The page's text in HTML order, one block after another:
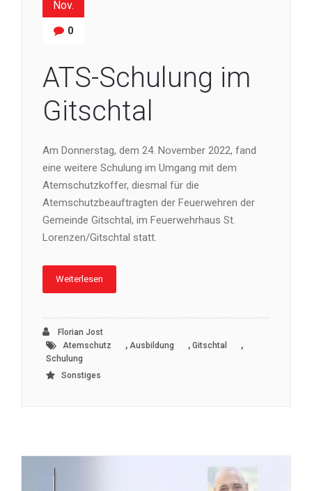
Nov.
0
ATS-Schulung im
Gitschtal
Am Donnerstag, dem 24. November 2022, fand
eine weitere Schulung im Umgang mit dem
Atemschutzkoffer, diesmal für die
Atemschutzbeauftragten der Feuerwehren der
Gemeinde Gitschtal, im Feuerwehrhaus St.
Lorenzen/Gitschtal statt.
Weiterlesen
Florian Jost
Atemschutz
, Ausbildung , Gitschtal ,
Schulung
Sonstiges